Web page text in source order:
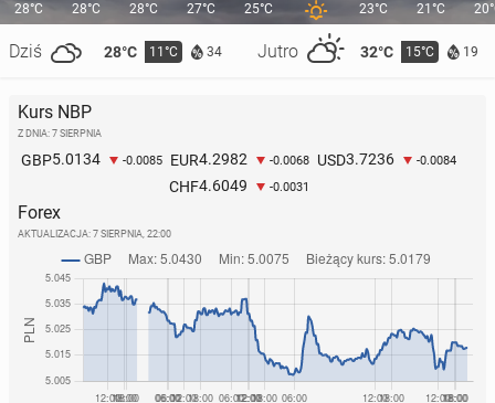
28°C
Dziś 28°C 11°C 34 Jutro 32°C 15°C 19
28°C 28°C 27°C 25°C 23°C 21°C
Kurs NBP
Z DNIA: 7 SIERPNIA
GBP5.0134 -0.0085 EUR4.2982 -0.0068 USD3.7236 -0.0084
CHF4.6049 -0.0031
Forex
AKTUALIZACJA: 7 SIERPNIA, 22:00